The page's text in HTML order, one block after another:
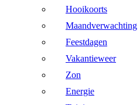
Hooikoorts
Maandverwachting
Feestdagen
Vakantieweer
Zon
Energie